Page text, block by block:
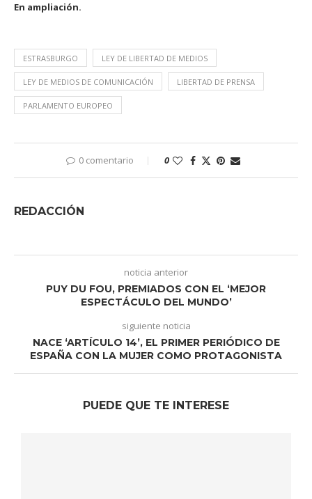
En ampliación.
ESTRASBURGO LEY DE LIBERTAD DE MEDIOS
LEY DE MEDIOS DE COMUNICACIÓN LIBERTAD DE PRENSA
PARLAMENTO EUROPEO
0 comentario 0
REDACCIÓN
noticia anterior
PUY DU FOU, PREMIADOS CON EL ‘MEJOR
ESPECTÁCULO DEL MUNDO’
siguiente noticia
NACE ‘ARTÍCULO 14’, EL PRIMER PERIÓDICO DE
ESPAÑA CON LA MUJER COMO PROTAGONISTA
PUEDE QUE TE INTERESE